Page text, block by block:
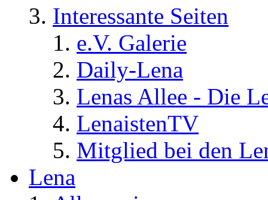
Interessante Seiten
e.V. Galerie
Daily-Lena
Lenas Allee - Die
LenaistenTV
Mitglied bei den
Lena